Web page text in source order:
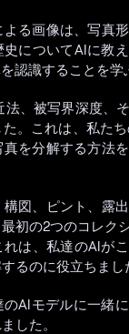
る画像は、写真
についてAIに教
認識することを学
法、被写界深度、
。これは、私た
を分解する方法
図、ピント、露
初の2つのコレク
は、私達のAIが
るのに役立ちまし
のAIモデルに一緒
した。